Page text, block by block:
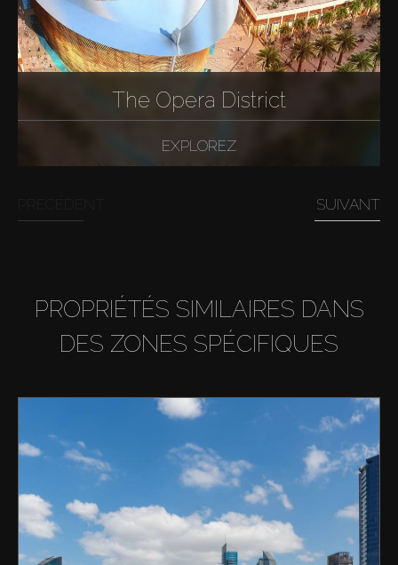
The Opera District
EXPLOREZ
SUIVANT
PROPRIÉTÉS SIMILAIRES DANS
DES ZONES SPÉCIFIQUES